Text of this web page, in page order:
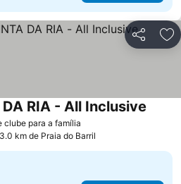
Partilhar
clube para a família
DA RIA - All Inclusive
km de Praia do Barril